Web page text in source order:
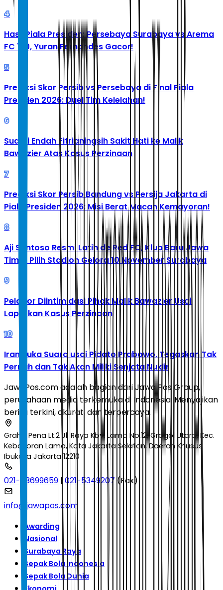
4
Hasil Piala Presiden: Persebaya Surabaya vs Arema
FC 1-0, Yuran Fernandes Gacor!
5
Prediksi Skor Persib vs Persebaya di Final Piala
Presiden 2026: Duel Tim Kelelahan!
6
Suami Endah Fitrianingsih Sakit Hati ke Malik
Bawazier Atas Kasus Perzinaan
7
Prediksi Skor Persib Bandung vs Persija Jakarta di
Piala Presiden 2026: Misi Berat Macan Kemayoran!
8
Aji Santoso Resmi Latih de Red FC, Klub Baru Jawa
Timur Pilih Stadion Gelora 10 November Surabaya
9
Pelapor Diintimidasi Pihak Malik Bawazier Usai
Laporkan Kasus Perzinaan
10
Iran Buka Suara usai Pidato Prabowo, Tegaskan Tak
Pernah dan Tak Akan Miliki Senjata Nuklir
JawaPos.com adalah bagian dari Jawa Pos Group,
perusahaan media terkemuka di Indonesia. Menyajikan
berita terkini, akurat, dan terpercaya.
Graha Pena Lt.2 Jl. Raya Kby. Lama No.12, Grogol Utara, Kec.
Kebayoran Lama, Kota Jakarta Selatan, Daerah Khusus
Ibukota Jakarta 12210
021-53699659 | 021-5349207 (Fax)
info@jawapos.com
Awarding
Nasional
Surabaya Raya
Sepak Bola Indonesia
Sepak Bola Dunia